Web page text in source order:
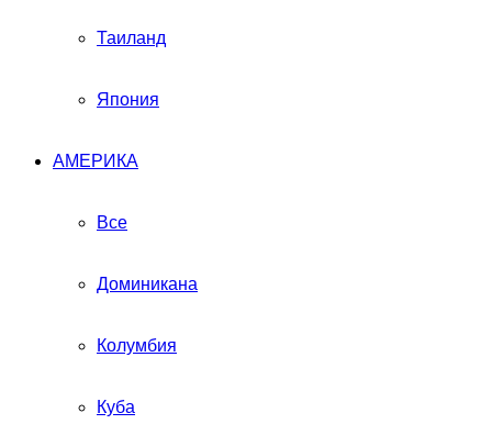
Таиланд
Япония
АМЕРИКА
Все
Доминикана
Колумбия
Куба